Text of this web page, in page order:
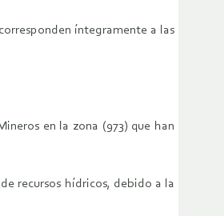
íntegramente a las
en la zona (973) que han
recursos hídricos, debido a la